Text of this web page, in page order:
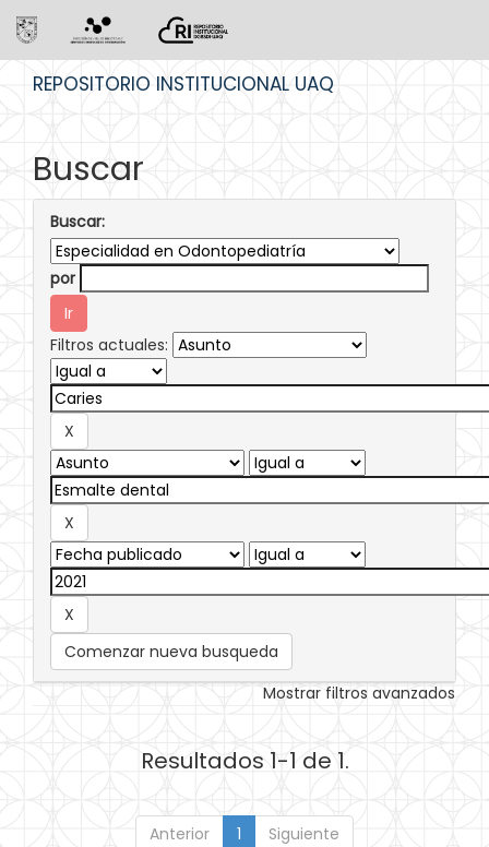
REPOSITORIO INSTITUCIONAL UAQ
Buscar
Buscar:
por
Filtros actuales:
Comenzar nueva busqueda
Mostrar filtros avanzados
Resultados 1-1 de 1.
Anterior 1 Siguiente